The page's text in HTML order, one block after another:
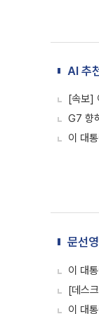
AI 추
[속보]
G7 향
이 대
문선
이 대
[데스
이 대